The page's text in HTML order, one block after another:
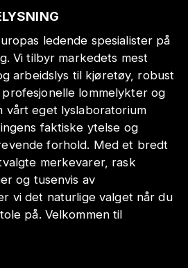
ledende spesialister på
Vi tilbyr markedets mest
arbeidslys til kjøretøy, robust
lommelykter og
vårt eget lyslaboratorium
faktiske ytelse og
forhold. Med et bredt
merkevarer, rask
og tusenvis av
vi det naturlige valget når du
på. Velkommen til